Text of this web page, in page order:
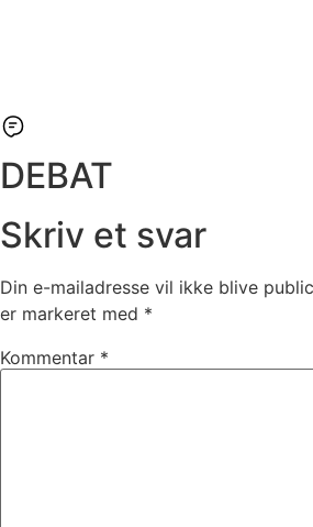
DEBAT
Skriv et svar
Din e-mailadresse vil ikke blive
er markeret med *
Kommentar *